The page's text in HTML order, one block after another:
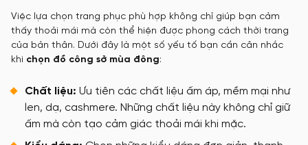
Việc lựa chọn trang phục phù hợp không chỉ giúp bạn cảm
thấy thoải mái mà còn thể hiện được phong cách thời trang
của bản thân. Dưới đây là một số yếu tố bạn cần cân nhắc
khi chọn đồ công sở mùa đông:
Chất liệu: Ưu tiên các chất liệu ấm áp, mềm mại như
len, dạ, cashmere. Những chất liệu này không chỉ giữ
ấm mà còn tạo cảm giác thoải mái khi mặc.